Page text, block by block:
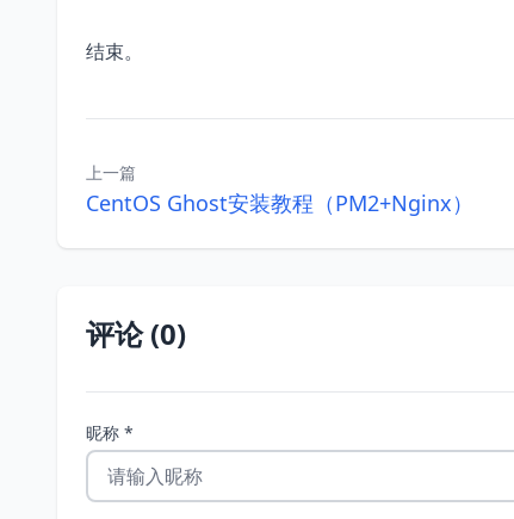
结束。
上一篇
CentOS Ghost安装教程（PM2+Nginx）
评论 (0)
昵称 *